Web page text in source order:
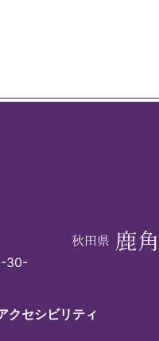
30-
クセシビリティ